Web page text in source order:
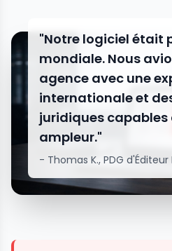
"Notre logiciel était
mondiale. Nous
agence avec une
internationale et
juridiques capables
ampleur."
- Thomas K., PDG d'Éditeur